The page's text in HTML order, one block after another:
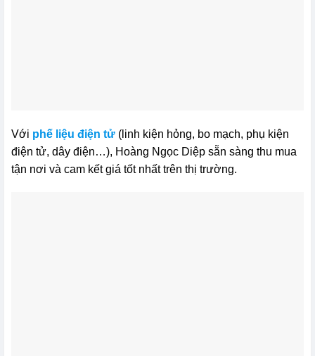
Với phế liệu điện tử(linh kiện hỏng, bo mạch, phụ kiện
điện tử, dây điện…), Hoàng Ngọc Diệp sẵn sàng thu mua
tận nơi và cam kết giá tốt nhất trên thị trường.